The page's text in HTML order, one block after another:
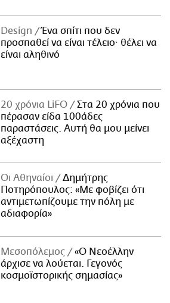
Design
Ένα σπίτι που δεν
προσπαθεί να είναι τέλειο· θέλει να
είναι αληθινό
20 χρόνια LiFO
Στα 20 χρόνια που
πέρασαν είδα 100άδες
παραστάσεις. Αυτή θα μου μείνει
αξέχαστη
Οι Αθηναίοι
Δημήτρης
Ποτηρόπουλος: «Με φοβίζει ότι
αντιμετωπίζουμε την πόλη με
αδιαφορία»
Μεσοπόλεμος
«Ο Νεοέλλην
άρχισε να λούεται. Γεγονός
κοσμοϊστορικής σημασίας»